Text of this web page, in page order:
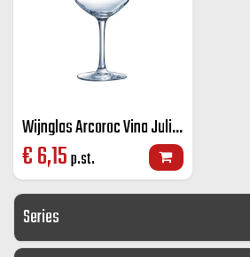
Series
Wijnglas Arcoroc Vina Juliette 50cl
€6,15p.st.